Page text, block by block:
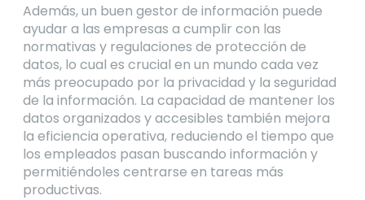
Además, un buen gestor de información puede
ayudar a las empresas a cumplir con las
normativas y regulaciones de protección de
datos, lo cual es crucial en un mundo cada vez
más preocupado por la privacidad y la seguridad
de la información. La capacidad de mantener los
datos organizados y accesibles también mejora
la eficiencia operativa, reduciendo el tiempo que
los empleados pasan buscando información y
permitiéndoles centrarse en tareas más
productivas.